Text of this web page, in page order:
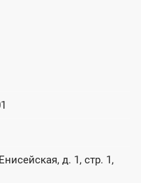
д. 1, стр. 1,